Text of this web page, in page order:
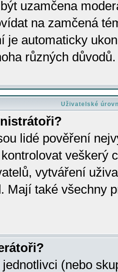
uzamčena
na zamčená
je automaticky
různých důvodů.
Uživatelské
lidé pověření
veškerý
vytváření
Mají také všechny
(nebo